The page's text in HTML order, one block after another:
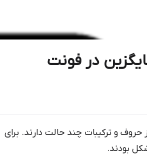
در فونت‌‌
و ترکیبات چند حالت دارند. برای
بودند.